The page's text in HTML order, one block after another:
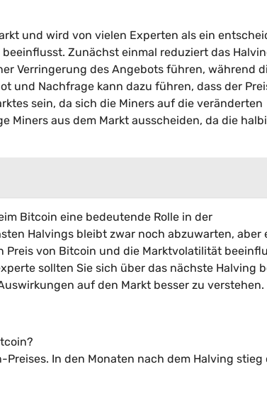
und wird von vielen Experten als ein
Zunächst einmal reduziert das
Verringerung des Angebots führen, während
und Nachfrage kann dazu führen, dass der
sein, da sich die Miners auf die veränderten
Miners aus dem Markt ausscheiden, da die
Bitcoin eine bedeutende Rolle in der
Halvings bleibt zwar noch abzuwarten, aber
von Bitcoin und die Marktvolatilität
sollten Sie sich über das nächste Halving
auf den Markt besser zu verstehen.
In den Monaten nach dem Halving stieg